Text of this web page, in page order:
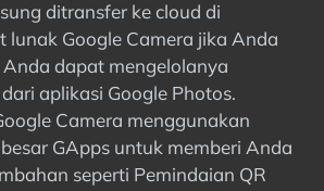
ditransfer ke cloud di
lunak Google Camera jika Anda
dapat mengelolanya
aplikasi Google Photos.
Camera menggunakan
GApps untuk memberi Anda
seperti Pemindaian QR